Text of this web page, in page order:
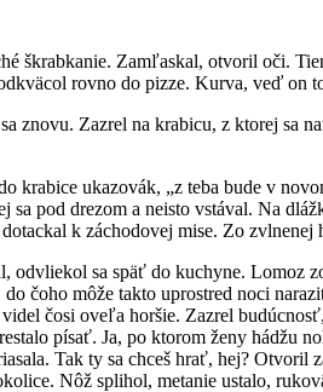
škrabkanie. Zamľaskal, otvoril oči.
rovno do pizze. Kurva, veď on
znovu. Zazrel na krabicu, z ktorej sa
krabice ukazovák, „z teba bude v
sa pod drezom a neisto vstával. Na
dotackal k záchodovej mise. Zo
odvliekol sa späť do kuchyne. Lomoz
do čoho môže takto uprostred noci
čosi oveľa horšie. Zazrel
písať. Ja, po ktorom ženy hádžu
Tak ty sa chceš hrať, hej? Otvoril
Nôž splihol, metanie ustalo,